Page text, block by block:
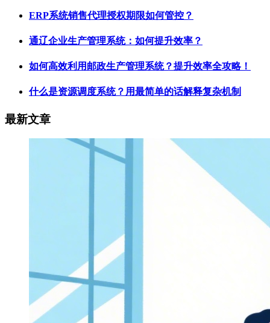
ERP系统销售代理授权期限如何管控？
通辽企业生产管理系统：如何提升效率？
如何高效利用邮政生产管理系统？提升效率全攻略！
什么是资源调度系统？用最简单的话解释复杂机制
最新文章